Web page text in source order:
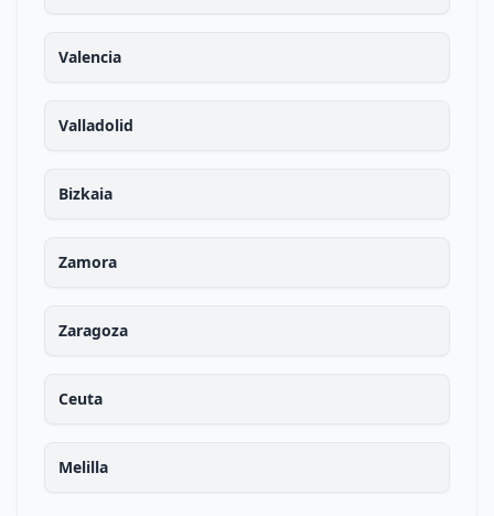
Valencia
Valladolid
Bizkaia
Zamora
Zaragoza
Ceuta
Melilla